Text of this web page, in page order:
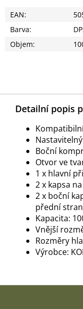
EAN:
Barva:
Objem:
Detailní popis
Boční
Otvor ve
1 x hlavní
2 x kapsa
2 x boční
přední
Kapacita:
Vnější
Rozměry
Výrobce:
Z